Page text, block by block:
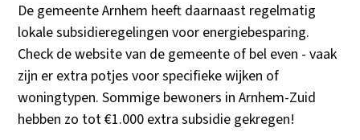
De gemeente Arnhem heeft daarnaast regelmatig
lokale subsidieregelingen voor energiebesparing.
Check de website van de gemeente of bel even - vaak
zijn er extra potjes voor specifieke wijken of
woningtypen. Sommige bewoners in Arnhem-Zuid
hebben zo tot €1.000 extra subsidie gekregen!